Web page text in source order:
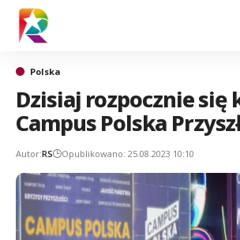
Polska
Dzisiaj rozpocznie się
Campus Polska
Autor:RS Opublikowano: 25.08.2023 10:10